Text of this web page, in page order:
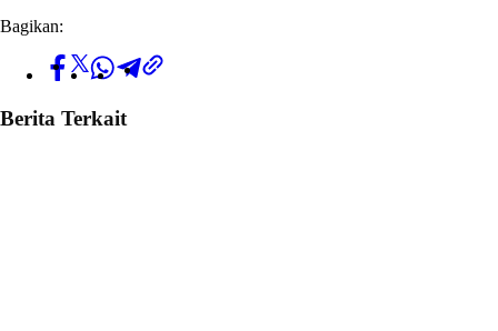
Bagikan:
Berita Terkait